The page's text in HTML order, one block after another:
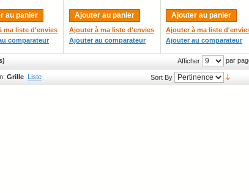
au panier
ma liste d'envies
comparateur
Ajouter au panier
Ajouter à ma liste d'envies
Ajouter au comparateur
Ajouter au panier
Ajouter à ma liste
Ajouter au comparateur
Afficher par
Grille Liste Sort By